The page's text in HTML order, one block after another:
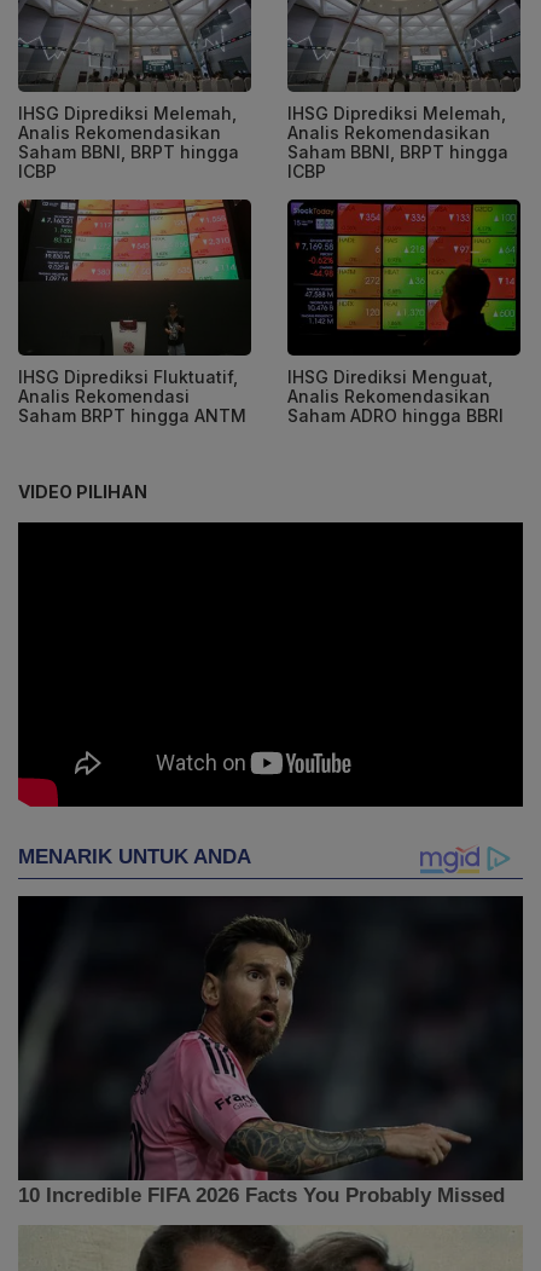
IHSG Diprediksi Melemah,
Analis Rekomendasikan
Saham BBNI, BRPT hingga
ICBP
IHSG Diprediksi Melemah,
Analis Rekomendasikan
Saham BBNI, BRPT hingga
ICBP
IHSG Diprediksi Fluktuatif,
Analis Rekomendasi
Saham BRPT hingga ANTM
IHSG Dirediksi Menguat,
Analis Rekomendasikan
Saham ADRO hingga BBRI
VIDEO PILIHAN